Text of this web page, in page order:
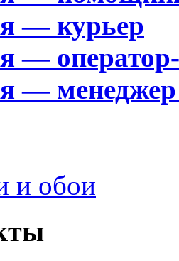
— курьер
—
—
и обои